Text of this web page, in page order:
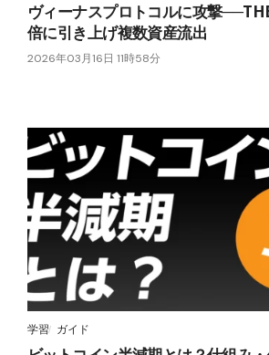
ヴィーナスプロトコルに攻撃
倍に引き上げ複数資産流出
2026年03月16日 11時58分
学習 ガイド